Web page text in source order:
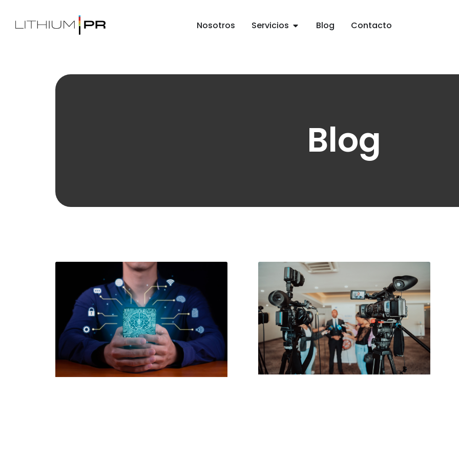
Nosotros Servicios Blog Contacto
Blog